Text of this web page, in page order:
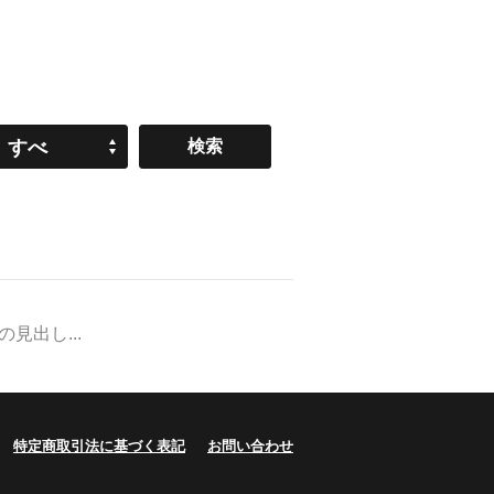
すべ
見出し...
特定商取引法に基づく表記 お問い合わせ